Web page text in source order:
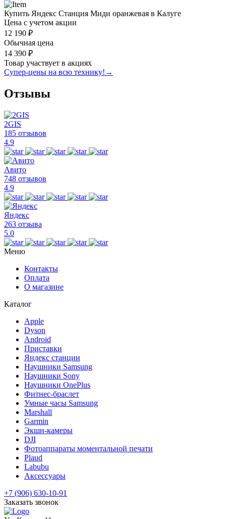
Купить Яндекс Станция Миди оранжевая в Калуге
Цена с учетом акции
12 190 ₽
Обычная цена
14 390 ₽
Товар участвует в акциях
Супер-цены на всю технику! →
Отзывы
2GIS
185 отзывов
4.9
Авито
748 отзывов
4.9
Яндекс
263 отзыва
5.0
Меню
Контакты
Оплата
О магазине
Каталог
Apple
Dyson
Android
Приставки
Яндекс станции
Наушники Samsung
Наушники Sony
Наушники OnePlus
Фитнес-браслет
Умные часы Samsung
Marshall
Garmin
Экшн-камеры
DJI
Фотоаппараты моментальной печати
Plaud
Labubu
Аксессуары
+7 (906) 630-10-91
Заказать звонок